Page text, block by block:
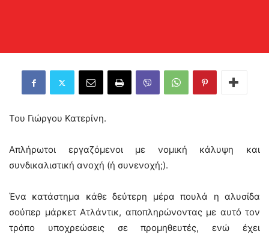
Του Γιώργου Κατερίνη.
Απλήρωτοι εργαζόμενοι με νομική κάλυψη και
συνδικαλιστική ανοχή (ή συνενοχή;).
Ένα κατάστημα κάθε δεύτερη μέρα πουλά η αλυσίδα
σούπερ μάρκετ Ατλάντικ, αποπληρώνοντας με αυτό τον
τρόπο υποχρεώσεις σε προμηθευτές, ενώ έχει